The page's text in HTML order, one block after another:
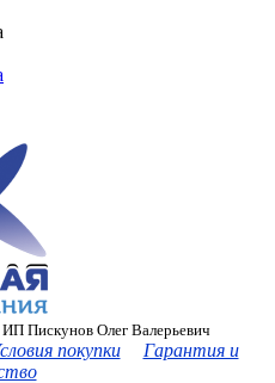
Пискунов Олег Валерьевич
покупки
Гарантия и